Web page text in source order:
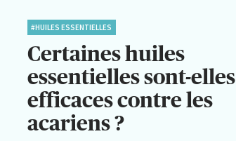
#HUILES ESSENTIELLES
Certaines huiles
essentielles sont-elles
efficaces contre les
acariens ?